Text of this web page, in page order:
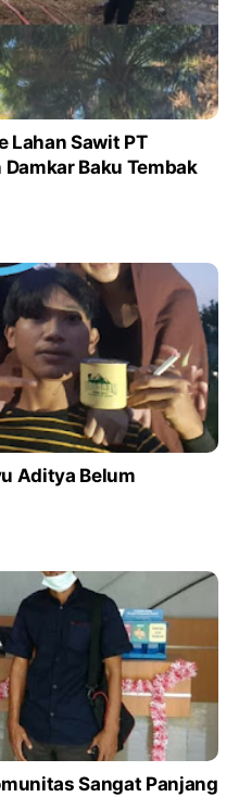
Lahan Sawit PT
Baku Tembak
Sangat Panjang